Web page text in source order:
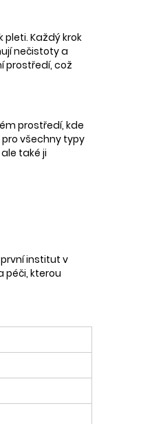
Každý krok
nečistoty a
prostředí, což
prostředí, kde
všechny typy
také ji
institut v
péči, kterou